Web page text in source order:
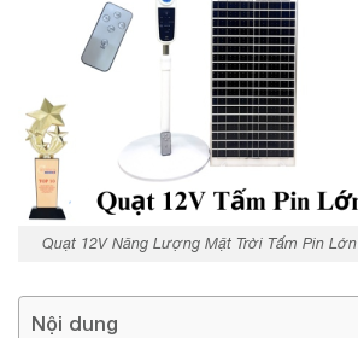
Quạt 12V Năng Lượng Mặt Trời Tấm Pin Lớn
Nội dung